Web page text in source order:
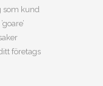
som kund
företags